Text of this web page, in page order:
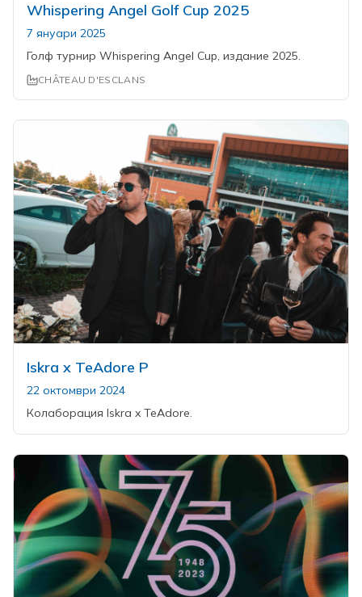
Whispering Angel Golf Cup 2025
7 януари 2025
Голф турнир Whispering Angel Cup, издание 2025.
CHÂTEAU D'ESCLANS
Iskra x TeAdore P
22 октомври 2024
Колаборация Iskra x TeAdore.